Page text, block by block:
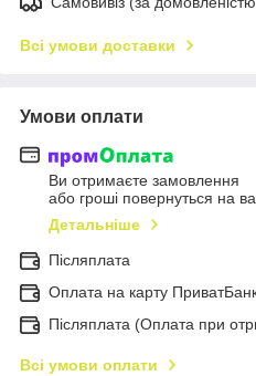
Всі умови доставки
Умови оплати
Ви отримаєте замовлення
або гроші повернуться на
Детальніше
Післяплата
Оплата на карту
Післяплата (Оплата при
Всі умови оплати